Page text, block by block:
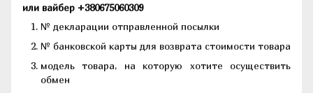
или вайбер +380675060309
№ декларации отправленной посылки
№ банковской карты для возврата стоимости товара
модель товара, на которую хотите осуществить
обмен